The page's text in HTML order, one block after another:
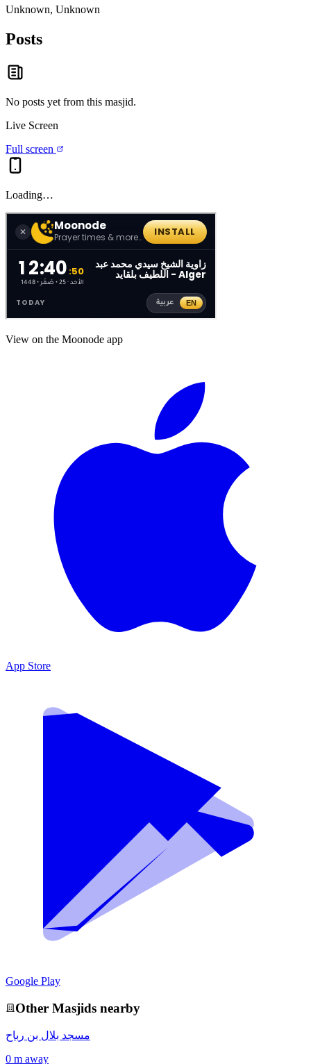
Unknown, Unknown
Posts
No posts yet from this masjid.
Live Screen
Full screen
Loading…
View on the Moonode app
App Store
Google Play
Other Masjids nearby
مسجد بلال بن رباح
0 m away